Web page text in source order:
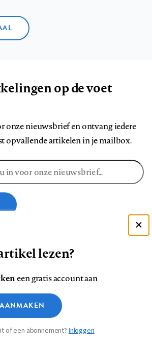
op de voet
onze nieuwsbrief en ontvang iedere
opvallende artikelen in je mailbox.
ons
op
InstagramYouTube
Disclaimer Privacy
Medische vragen verdienen
betrouwbare antwoorden
lezen?
een gratis account aan
of een abonnement?Inloggen